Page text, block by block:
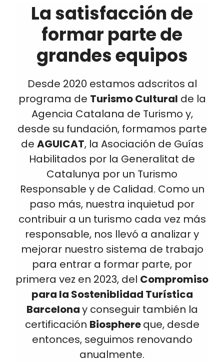
La satisfacción de
formar parte de
grandes equipos
Desde 2020 estamos adscritos al
programa de Turismo Cultural de la
Agencia Catalana de Turismo y,
desde su fundación, formamos parte
de AGUICAT, la Asociación de Guías
Habilitados por la Generalitat de
Catalunya por un Turismo
Responsable y de Calidad. Como un
paso más, nuestra inquietud por
contribuir a un turismo cada vez más
responsable, nos llevó a analizar y
mejorar nuestro sistema de trabajo
para entrar a formar parte, por
primera vez en 2023, del Compromiso
para la Sosteniblidad Turística
Barcelonay conseguir también la
certificación Biosphereque, desde
entonces, seguimos renovando
anualmente.